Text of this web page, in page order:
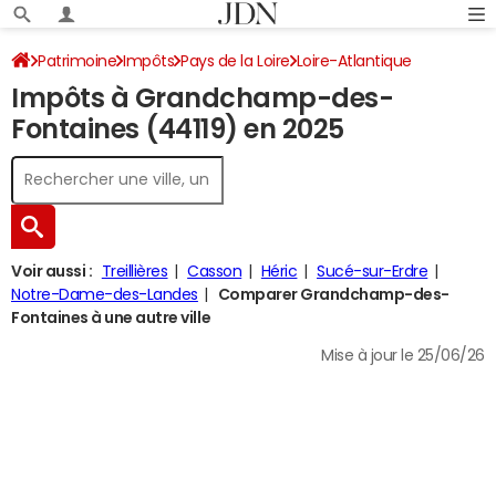
Patrimoine Impôts Pays de la Loire Loire-Atlantique
Grandchamp-des-Fontaines Impôt sur le revenu
Impôts à Grandchamp-des-
Fontaines (44119) en 2025
Voir aussi : Treillières Casson Héric
Sucé-sur-Erdre
Notre-Dame-des-Landes
Comparer Grandchamp-des-
Fontaines à une autre ville
Mise à jour le 25/06/26